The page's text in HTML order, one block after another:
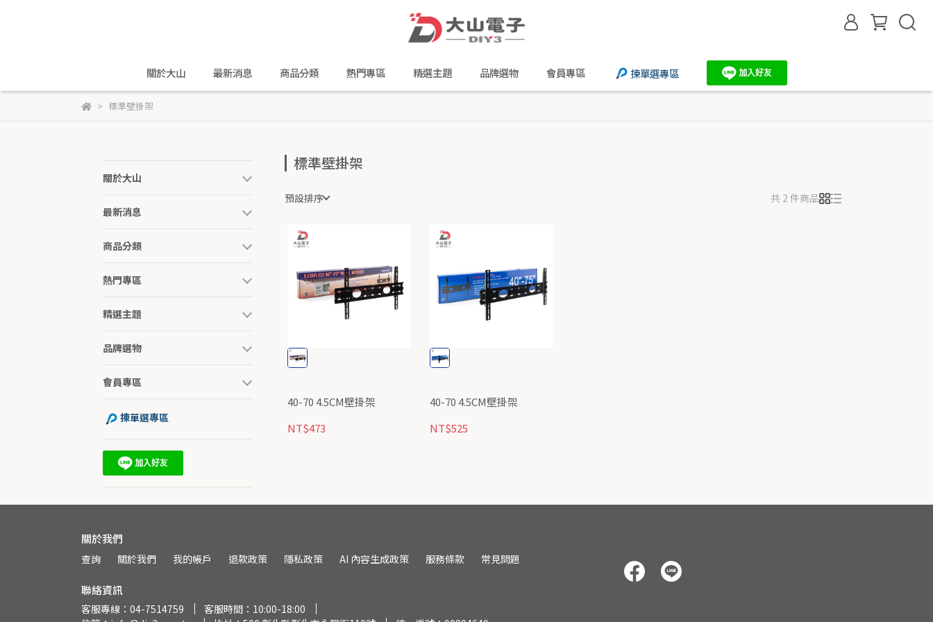
關於大山 最新消息 商品分類 熱門專區 精選主題 品牌選物 會員專區 揀單選專區
標準壁掛架
關於大山
最新消息
商品分類
熱門專區
精選主題
品牌選物
會員專區
揀單選專區
標準壁掛架
預設排序 共 2 件商品
40-70 4.5CM壁掛架
NT$473
40-70 4.5CM壁掛架
NT$525
關於我們
查詢 關於我們 我的帳戶 退款政策 隱私政策 AI 內容生成政策 服務條款 常見問題
聯絡資訊
客服專線：04-7514759
客服時間：10:00-18:00